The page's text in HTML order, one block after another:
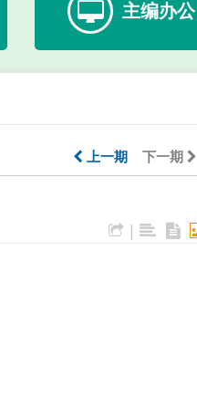
主编办公
上一期 下一期